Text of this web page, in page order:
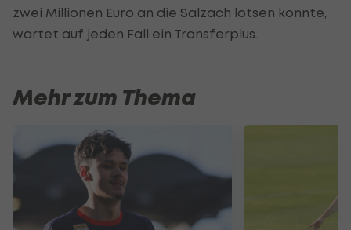
zwei Millionen Euro an die Salzach lotsen konnte,
wartet auf jeden Fall ein Transferplus.
Mehr zum Thema